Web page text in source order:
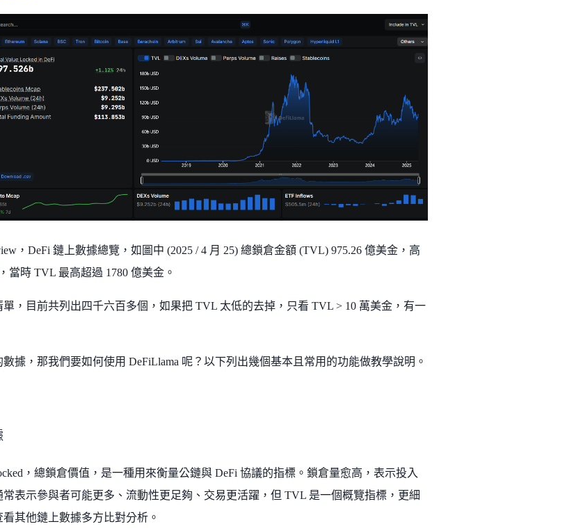
，DeFi 鏈上數據總覽，如圖中 (2025 / 4 月 25) 總鎖倉金額 (TVL) 975.26 億美金，高
當時 TVL 最高超過 1780 億美金。
，目前共列出四千六百多個，如果把 TVL 太低的去掉，只看 TVL > 10 萬美金，有一
據，那我們要如何使用 DeFiLlama 呢？以下列出幾個基本且常用的功能做教學說明。
，總鎖倉價值，是一種用來衡量公鏈與 DeFi 協議的指標。鎖倉量愈高，表示投入
表示參與者可能更多、流動性更足夠、交易更活躍，但 TVL 是一個概覽指標，更細
其他鏈上數據多方比對分析。